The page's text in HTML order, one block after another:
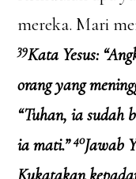
mereka. Mari
39Kata Yesus:
orang yang
“Tuhan, ia sudah
ia mati.”40Jawab